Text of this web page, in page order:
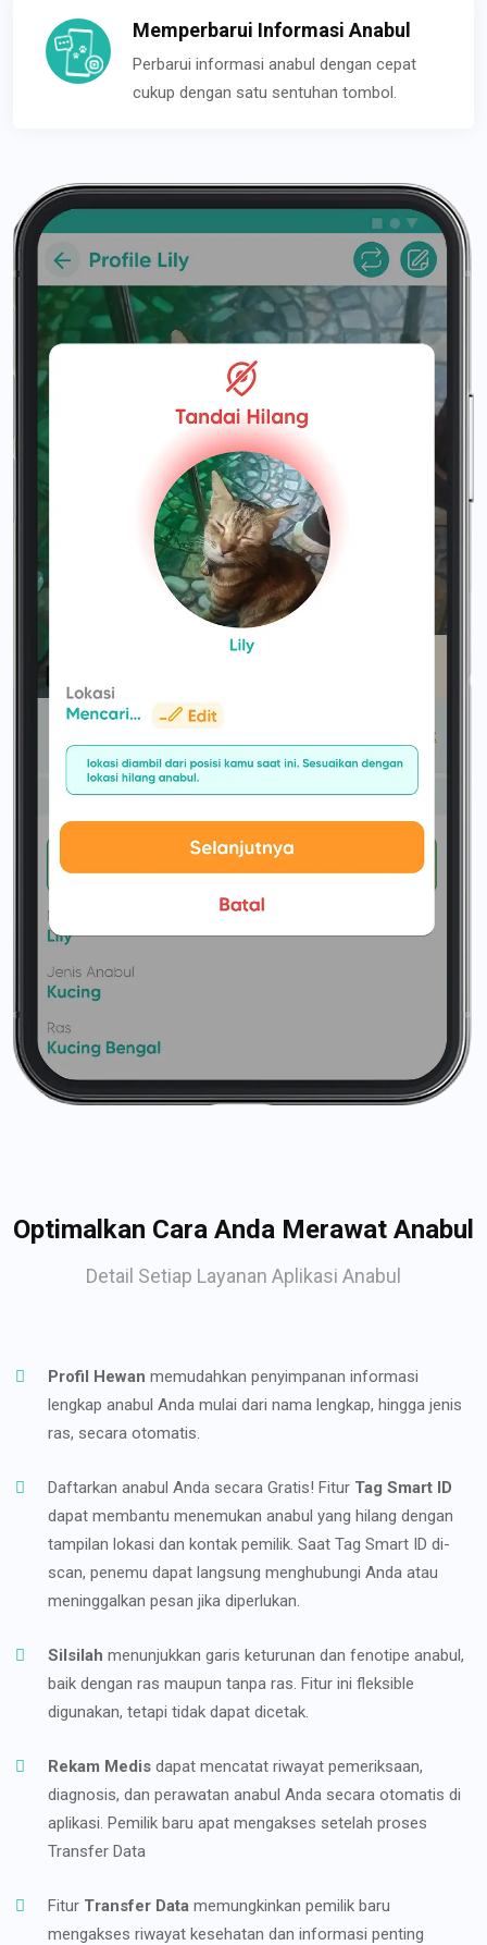
Memperbarui Informasi Anabul
Perbarui informasi anabul dengan cepat
cukup dengan satu sentuhan tombol.
Optimalkan Cara Anda Merawat Anabul
Detail Setiap Layanan Aplikasi Anabul
Profil Hewan memudahkan penyimpanan informasi
lengkap anabul Anda mulai dari nama lengkap, hingga jenis
ras, secara otomatis.
Daftarkan anabul Anda secara Gratis! Fitur Tag Smart ID
dapat membantu menemukan anabul yang hilang dengan
tampilan lokasi dan kontak pemilik. Saat Tag Smart ID di-
scan, penemu dapat langsung menghubungi Anda atau
meninggalkan pesan jika diperlukan.
Silsilah menunjukkan garis keturunan dan fenotipe anabul,
baik dengan ras maupun tanpa ras. Fitur ini fleksible
digunakan, tetapi tidak dapat dicetak.
Rekam Medis dapat mencatat riwayat pemeriksaan,
diagnosis, dan perawatan anabul Anda secara otomatis di
aplikasi. Pemilik baru apat mengakses setelah proses
Transfer Data
Fitur Transfer Data memungkinkan pemilik baru
mengakses riwayat kesehatan dan informasi penting